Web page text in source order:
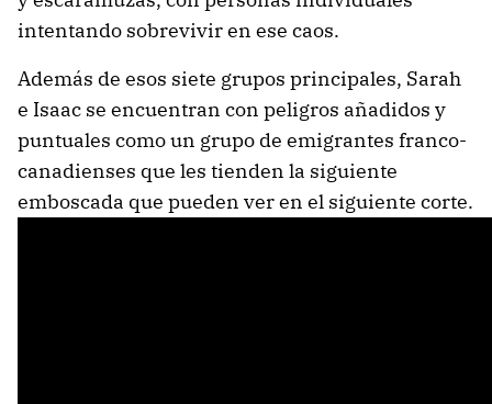
intentando sobrevivir en ese caos.
Además de esos siete grupos principales, Sarah
e Isaac se encuentran con peligros añadidos y
puntuales como un grupo de emigrantes franco-
canadienses que les tienden la siguiente
emboscada que pueden ver en el siguiente corte.